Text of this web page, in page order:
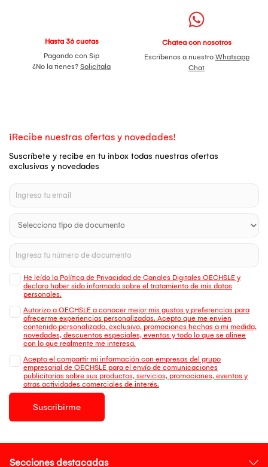
Hasta 36 cuotas
Pagando con Sip
¿No la tienes? Solicítala
Chatea con nosotros
Escríbenos a nuestro Whatsapp
Chat
¡Recibe nuestras ofertas y novedades!
Suscríbete y recibe en tu inbox todas nuestras ofertas
exclusivas y novedades
He leído la Política de Privacidad de Canales Digitales OECHSLE y
declaro haber sido informado sobre el tratamiento de mis datos
personales.
Autorizo a OECHSLE a conocer mejor mis gustos y preferencias para
ofrecerme experiencias personalizadas. Acepto que me envien
contenido personalizado, exclusivo, promociones hechas a mi medida,
novedades, descuentos especiales, eventos y todo lo que se alinee
con lo que realmente me interesa.
Acepto el compartir mi información con empresas del grupo
empresarial de OECHSLE para el envío de comunicaciones
publicitarias sobre sus productos, servicios, promociones, eventos y
otras actividades comerciales de interés.
Suscribirme
Secciones destacadas